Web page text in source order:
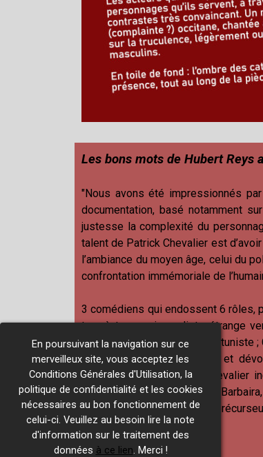
En poursuivant la navigation sur ce
merveilleux site, vous acceptez les
Conditions Générales d'Utilisation, la
politique de confidentialité et les cookies
nécessaires au bon fonctionnement de
celui-ci. Veuillez au besoin lire la note
d'information sur le traitement des
données à ce lien. Merci !
Les bons mots de Hubert Reys
"Nous avons été impressionnés
documentation, basé notamment
justesse la complexité du
talent de Patrick Chevalier est
l’ambiance du moyen âge, celui du
confrontation immémoriale de
3 comédiens qui endossent 6
tour à tour un journaliste étrange
cynique, mais toujours opportuniste
de Corsavy, épouse douce et
condition ; enfin Patrick Chevalier
Termes et de Chabert de
désespérée d’une sorte de